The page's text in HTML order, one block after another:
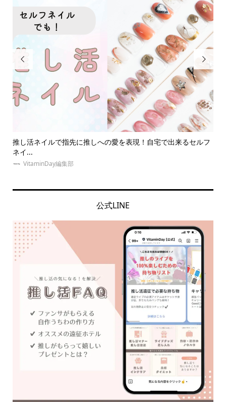

【体験取材】推し活に！オタクの遠征は夜行バスで安く！待合
室も...
VitaminDay編集部

公式LINE